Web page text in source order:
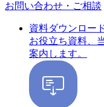
お問い合わせ・ご相談
資料ダウンロー
お役立ち資料、
案内します。